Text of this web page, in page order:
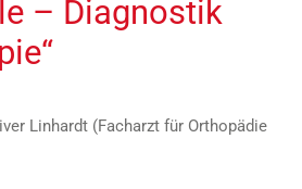
– Diagnostik
Linhardt (Facharzt für Orthopädie